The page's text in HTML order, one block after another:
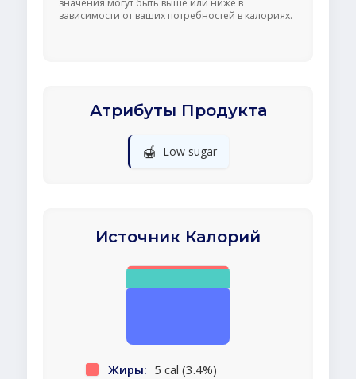
значения могут быть выше или ниже в
зависимости от ваших потребностей в калориях.
Атрибуты Продукта
🍯 Low sugar
Источник Калорий
Жиры: 5 cal (3.4%)